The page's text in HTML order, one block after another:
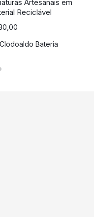
Artesanais em
Reciclável
Clodoaldo Bateria